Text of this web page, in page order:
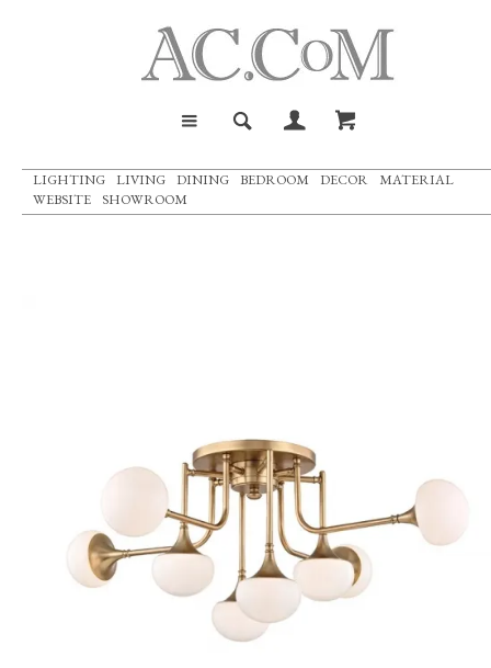
LIGHTING LIVING DINING BEDROOM DECOR
MATERIAL
WEBSITE
SHOWROOM